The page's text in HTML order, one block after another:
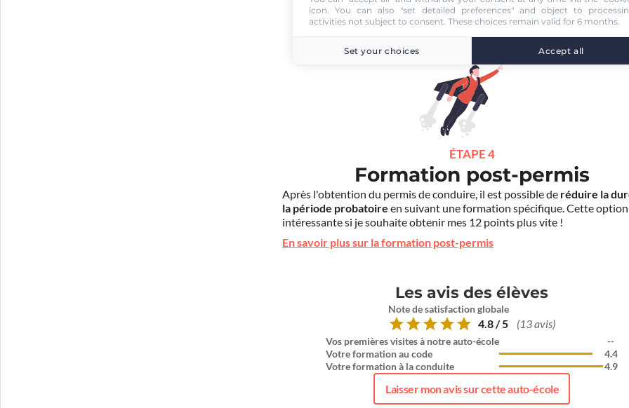
ÉTAPE 4
Formation post-permis
Après l'obtention du permis de conduire, il est possible de réduire la
la période probatoire en suivant une formation spécifique. Cette
intéressante si je souhaite obtenir mes 12 points plus vite !
En savoir plus sur la formation post-permis
Les avis des élèves
Note de satisfaction globale
4.8 / 5 (13 avis)
Vos premières visites à notre auto-école
Votre formation au code
Votre formation à la conduite
--
4.4
4.9
Laisser mon avis sur cette auto-école
icon . You can also "set detailed preferences" and object to
activities not subject to consent. These choices remain valid for 6 months.
Set your choices Accept all